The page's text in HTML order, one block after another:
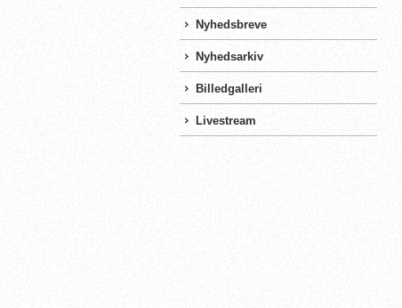
Nyhedsbreve
Nyhedsarkiv
Billedgalleri
Livestream